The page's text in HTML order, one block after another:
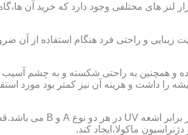
لنز های مختلفی وجود دارد که خرید آن
زیبایی و راحتی فرد هنگام استفاده از آن
داشت و هزینه آن نیز کمتر بود مورد
ماکولا،ایجاد کند.